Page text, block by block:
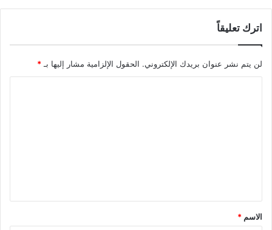
اترك تعليقاً
لن يتم نشر عنوان بريدك الإلكتروني. الحقول الإلزامية مشار إليها بـ *
*
الاسم *